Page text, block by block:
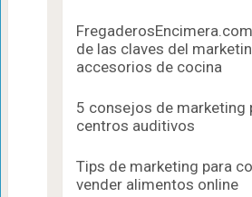
de las claves del
accesorios de cocina
5 consejos de marketing
centros auditivos
Tips de marketing para
vender alimentos online